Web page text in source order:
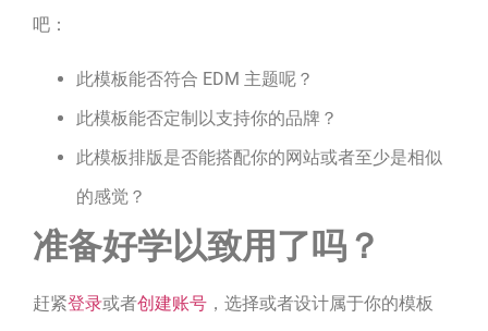
吧：
此模板能否符合 EDM 主题呢？
此模板能否定制以支持你的品牌？
此模板排版是否能搭配你的网站或者至少是相似
的感觉？
准备好学以致用了吗？
赶紧登录或者创建账号 ，选择或者设计属于你的模板